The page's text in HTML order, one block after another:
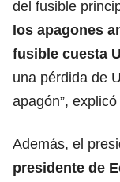
del fusible
los apagones
fusible cuesta
una pérdida de
apagón”,
Además, el
presidente de